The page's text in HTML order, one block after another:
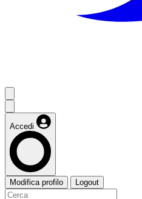
Accedi
Modifica profilo Logout